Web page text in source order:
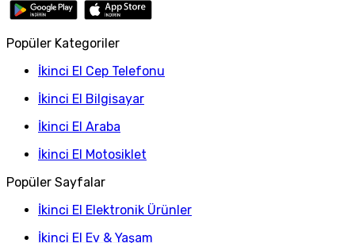
Popüler Kategoriler
İkinci El Cep Telefonu
İkinci El Bilgisayar
İkinci El Araba
İkinci El Motosiklet
Popüler Sayfalar
İkinci El Elektronik Ürünler
İkinci El Ev & Yaşam